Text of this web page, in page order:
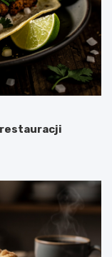
restauracji